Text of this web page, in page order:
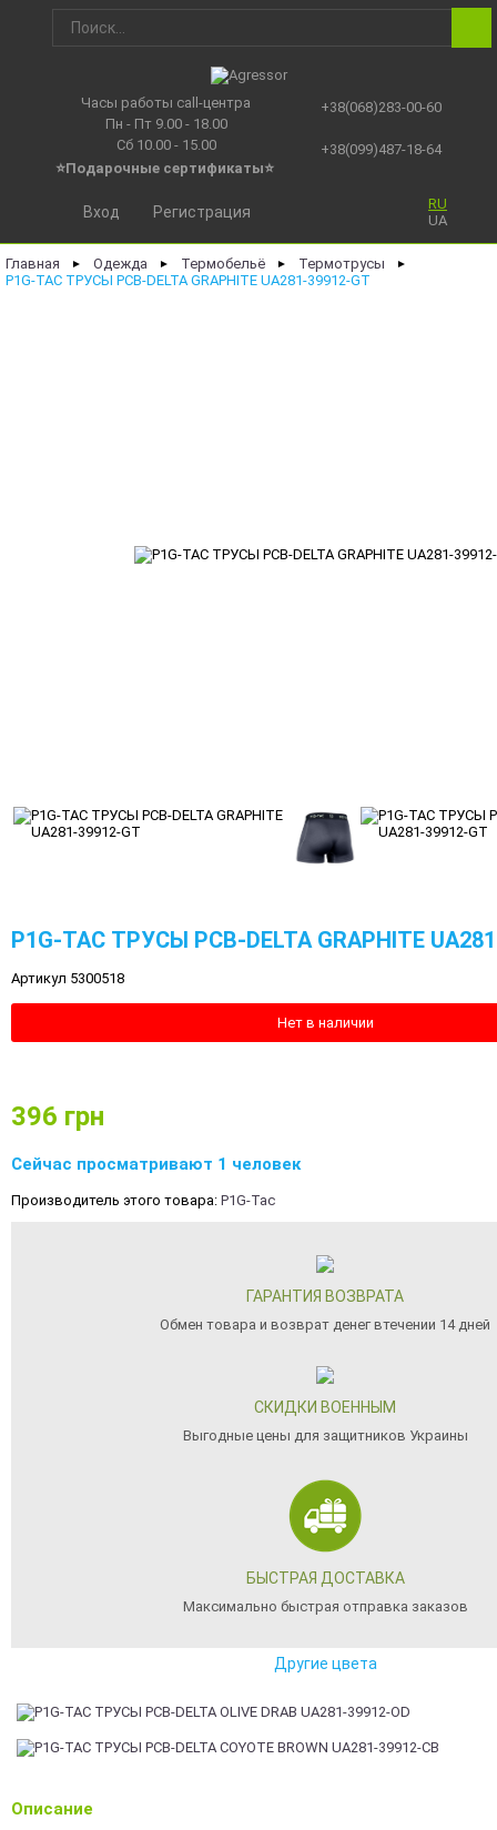
Часы работы call-центра
Пн - Пт 9.00 - 18.00
Сб 10.00 - 15.00
⭐Подарочные сертификаты⭐
+38(068)283-00-60
+38(099)487-18-64
RU
UA
Вход Регистрация
Главная ► Одежда ► Термобельё ► Термотрусы ►
P1G-TAC ТРУСЫ PCB-DELTA GRAPHITE UA281-39912-GT
P1G-TAC ТРУСЫ PCB-DELTA GRAPHITE
Артикул 5300518
Нет в наличии
396 грн
Сейчас просматривают 1 человек
Производитель этого товара: P1G-Tac
ГАРАНТИЯ ВОЗВРАТА
Обмен товара и возврат денег втечении 14 дней
СКИДКИ ВОЕННЫМ
Выгодные цены для защитников Украины
БЫСТРАЯ ДОСТАВКА
Максимально быстрая отправка заказов
Другие цвета
Описание